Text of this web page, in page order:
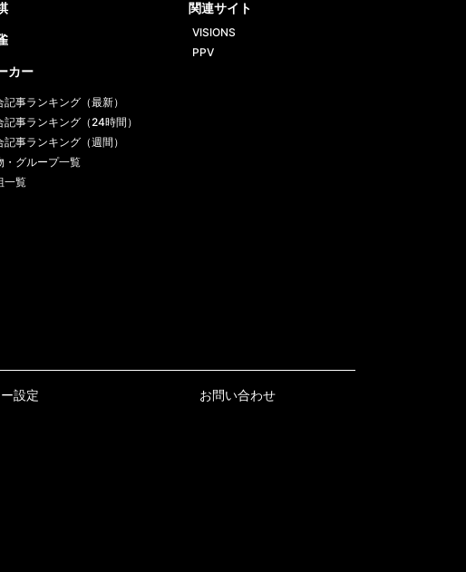
カー
記事ランキング（最新）
記事ランキング（24時間）
記事ランキング（週間）
・グループ一覧
一覧
関連サイト
VISIONS
PPV
設定 お問い合わせ